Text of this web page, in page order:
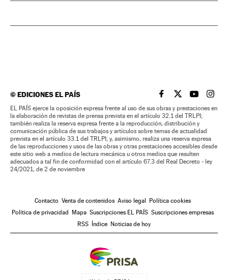
©EDICIONES EL PAÍS EL PAÍS BRASIL EN
EL PAÍSEL PAÍS
EL
EL PAÍS ejerce la oposición expresa frente al uso de sus obras y prestaciones en
la elaboración de revistas de prensa prevista en el artículo 32.1 del TRLPI;
también realiza la reserva expresa frente a la reproducción, distribución y
comunicación pública de sus trabajos y artículos sobre temas de actualidad
prevista en el artículo 33.1 del TRLPI; y, asimismo, realiza una reserva expresa
de las reproducciones y usos de las obras y otras prestaciones accesibles desde
este sitio web a medios de lectura mecánica u otros medios que resulten
adecuados a tal fin de conformidad con el artículo 67.3 del Real Decreto - ley
24/2021, de 2 de noviembre
Contacto Venta de contenidos Aviso legal
Política cookies
Política de privacidad
Mapa Suscripciones EL PAÍS Suscripciones empresas
RSS
Índice Noticias de hoy